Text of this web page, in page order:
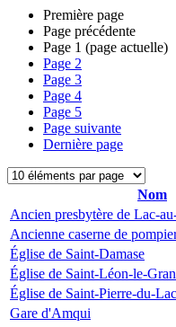
Première page
Page précédente
Page 1 (page actuelle)
Page 2
Page 3
Page 4
Page 5
Page suivante
Dernière page
Nom
Ancien presbytère de Lac-
Ancienne caserne de
Église de Saint-Damase
Église de Saint-Léon-le-
Église de Saint-Pierre-du-Lac
Gare d'Amqui